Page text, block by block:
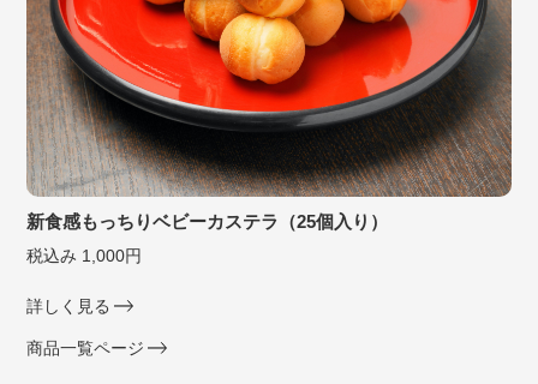
新食感もっちりベビーカステラ（25個入り）
税込み 1,000円
詳しく見る
商品一覧ページ